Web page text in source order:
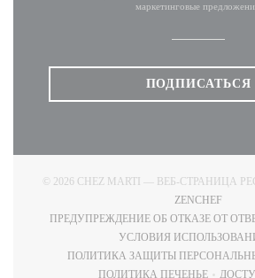
маркетинговые
ПОДПИСАТЬСЯ
© 2026 CHEZ MARTI — ВЕБ-СТРАНИЦА
ZENCHEF
ПРЕДУПРЕЖДЕНИЕ ОБ ОТКАЗЕ ОТ
УСЛОВИЯ
ПОЛИТИКА ЗАЩИТЫ
ПОЛИТИКА ПЕЧЕНЬЕ